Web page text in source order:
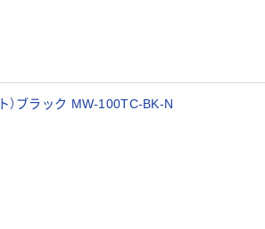
）ブラック MW-100TC-BK-N